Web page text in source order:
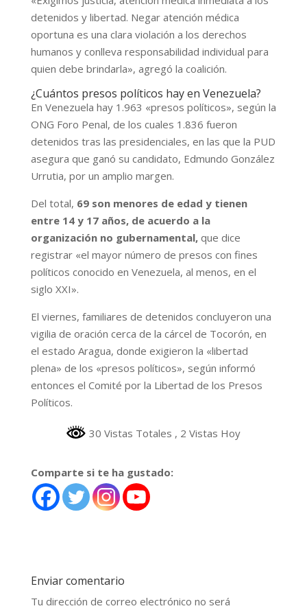
detenidos y libertad. Negar atención médica
oportuna es una clara violación a los derechos
humanos y conlleva responsabilidad individual para
quien debe brindarla», agregó la coalición.
¿Cuántos presos políticos hay en Venezuela?
En Venezuela hay 1.963 «presos políticos», según la
ONG Foro Penal, de los cuales 1.836 fueron
detenidos tras las presidenciales, en las que la PUD
asegura que ganó su candidato, Edmundo González
Urrutia, por un amplio margen.
Del total, 69 son menores de edad y tienen
entre 14 y 17 años, de acuerdo a la
organización no gubernamental,que dice
registrar «el mayor número de presos con fines
políticos conocido en Venezuela, al menos, en el
siglo XXI».
El viernes, familiares de detenidos concluyeron una
vigilia de oración cerca de la cárcel de Tocorón, en
el estado Aragua, donde exigieron la «libertad
plena» de los «presos políticos», según informó
entonces el Comité por la Libertad de los Presos
Políticos.
30 Vistas Totales , 2 Vistas Hoy
Comparte si te ha gustado:
Enviar comentario
Tu dirección de correo electrónico no será